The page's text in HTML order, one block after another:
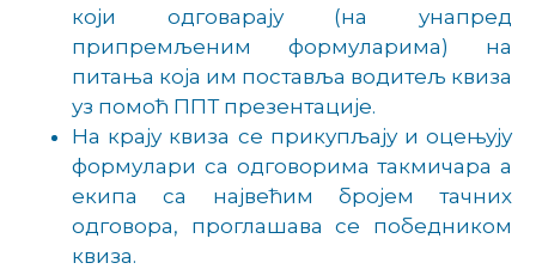
који одговарају (на унапред
припремљеним формуларима) на
питања која им поставља водитељ квиза
уз помоћ ППТ презентације.
На крају квиза се прикупљају и оцењују
формулари са одговорима такмичара а
екипа са највећим бројем тачних
одговора, проглашава се победником
квиза.